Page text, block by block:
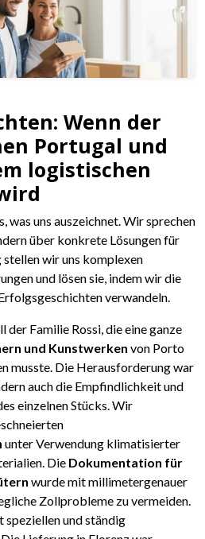
Wenn der
Portugal und
logistischen
was uns auszeichnet. Wir sprechen
über konkrete Lösungen für
stellen wir uns komplexen
und lösen sie, indem wir die
verwandeln.
der Familie Rossi, die eine ganze
und Kunstwerken von Porto
musste. Die Herausforderung war
auch die Empfindlichkeit und
einzelnen Stücks. Wir
unter Verwendung klimatisierter
Die Dokumentation für
wurde mit millimetergenauer
Zollprobleme zu vermeiden.
und ständig